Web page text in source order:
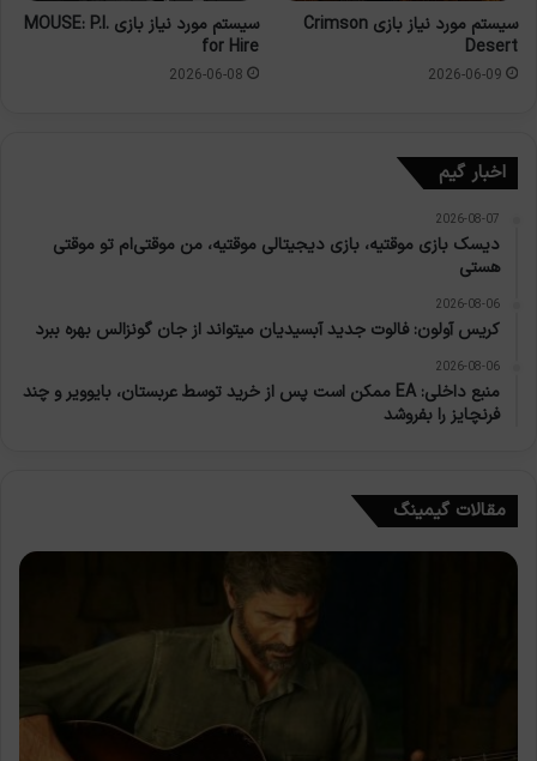
سیستم مورد نیاز بازی Crimson
Desert
2026-06-09
سیستم مورد نیاز بازی MOUSE: P.I.
for Hire
2026-06-08
اخبار گیم
2026-08-07
دیسک بازی موقتیه، بازی دیجیتالی موقتیه، من موقتی‌ام تو موقتی
هستی
2026-08-06
کریس آولون: فالوت جدید آبسیدیان میتواند از جان گونزالس بهره ببرد
2026-08-06
منبع داخلی: EA ممکن است پس از خرید توسط عربستان، بایوویر و چند
فرنچایز را بفروشد
مقالات گیمینگ